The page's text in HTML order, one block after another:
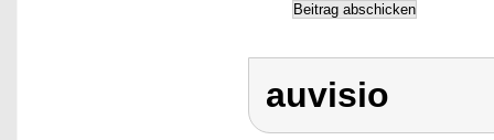
auvisio